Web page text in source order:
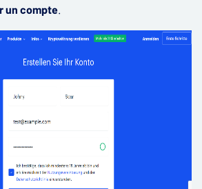
un compte.